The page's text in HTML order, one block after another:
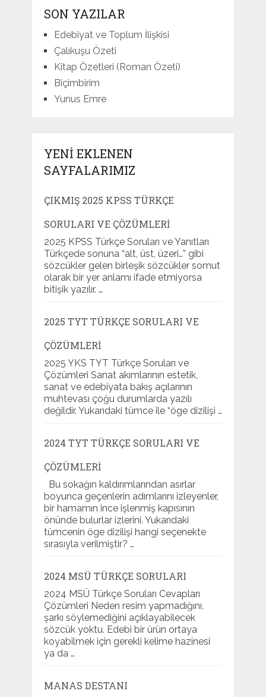
SON YAZILAR
Edebiyat ve Toplum İlişkisi
Çalıkuşu Özeti
Kitap Özetleri (Roman Özeti)
Biçimbirim
Yunus Emre
YENI EKLENEN
SAYFALARIMIZ
ÇIKMIŞ 2025 KPSS TÜRKÇE
SORULARI VE ÇÖZÜMLERI
2025 KPSS Türkçe Soruları ve Yanıtları
Türkçede sonuna “alt, üst, üzeri…” gibi
sözcükler gelen birleşik sözcükler somut
olarak bir yer anlamı ifade etmiyorsa
bitişik yazılır. …
2025 TYT TÜRKÇE SORULARI VE
ÇÖZÜMLERI
2025 YKS TYT Türkçe Soruları ve
Çözümleri Sanat akımlarının estetik,
sanat ve edebiyata bakış açılarının
muhtevası çoğu durumlarda yazılı
değildir. Yukarıdaki tümce ile “öge dizilişi …
2024 TYT TÜRKÇE SORULARI VE
ÇÖZÜMLERI
Bu sokağın kaldırımlarından asırlar
boyunca geçenlerin adımlarını izleyenler,
bir hamamın ince işlenmiş kapısının
önünde bulurlar izlerini. Yukarıdaki
tümcenin öge dizilişi hangi seçenekte
sırasıyla verilmiştir? …
2024 MSÜ TÜRKÇE SORULARI
2024 MSÜ Türkçe Soruları Cevapları
Çözümleri Neden resim yapmadığını,
şarkı söylemediğini açıklayabilecek
sözcük yoktu. Edebi bir ürün ortaya
koyabilmek için gerekli kelime hazinesi
ya da …
MANAS DESTANI